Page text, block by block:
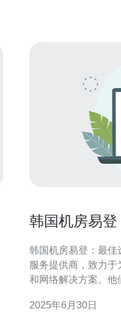
韩国机房易
韩国机房易登：最佳选择 韩国机房易登是一家
服务提供商，致力
和网络解决方案。他
易登拥有一支专业的
2025年6月30日